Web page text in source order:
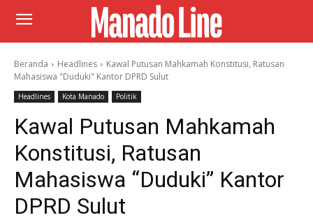
Beranda Headlines
Kawal Putusan Mahkamah Konstitusi, Ratusan
Mahasiswa "Duduki" Kantor DPRD Sulut
Headlines Kota Manado Politik
Kawal Putusan Mahkamah
Konstitusi, Ratusan
Mahasiswa “Duduki” Kantor
DPRD Sulut